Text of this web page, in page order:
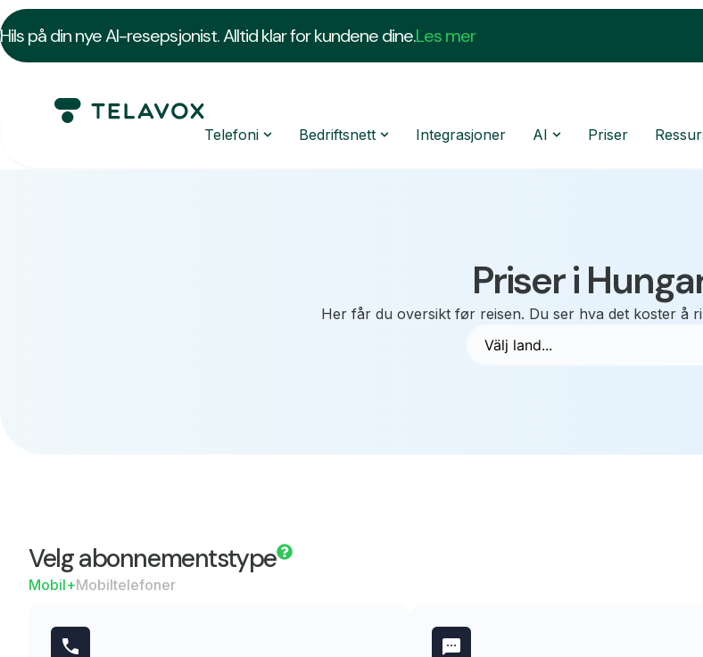
Hils på din nye AI-resepsjonist. Alltid klar for kundene dine.Les mer
Telefoni Bedriftsnett Integrasjoner AI Priser
Priser i
Her får du oversikt før reisen. Du ser hva det koster å
Velg abonnementstype
Mobil+Mobiltelefoner